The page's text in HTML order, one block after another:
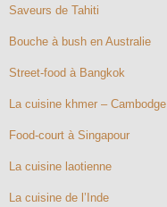
Saveurs de Tahiti
Bouche à bush en Australie
Street-food à Bangkok
La cuisine khmer – Cambodge
Food-court à Singapour
La cuisine laotienne
La cuisine de l’Inde